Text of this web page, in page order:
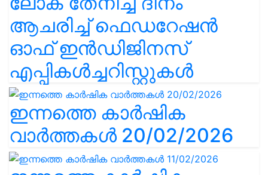
ആചരിച്ച് ഫെഡറേഷൻ
ഓഫ് ഇൻഡിജിനസ്
എപ്പികൾച്ചറിസ്റ്റുകൾ
ഇന്നത്തെ കാർഷിക
വാർത്തകൾ 20/02/2026